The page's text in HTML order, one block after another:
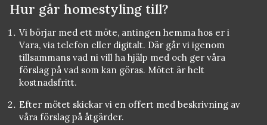
Hur går homestyling till?
Vi börjar med ett möte, antingen hemma hos er i
Vara, via telefon eller digitalt. Där går vi igenom
tillsammans vad ni vill ha hjälp med och ger våra
förslag på vad som kan göras. Mötet är helt
kostnadsfritt.
Efter mötet skickar vi en offert med beskrivning av
våra förslag på åtgärder.